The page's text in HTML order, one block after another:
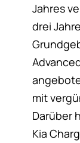
Jahres
drei
mit
Darüber
Kia